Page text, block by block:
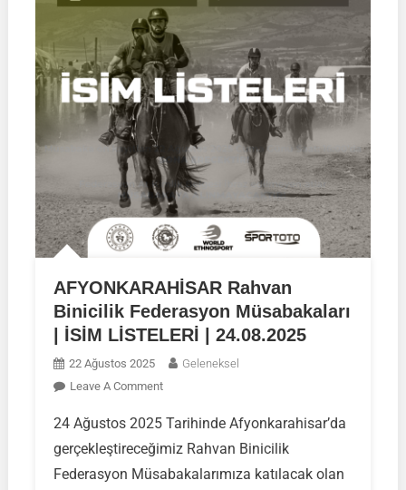
AFYONKARAHİSAR Rahvan
Binicilik Federasyon Müsabakaları
| İSİM LİSTELERİ | 24.08.2025
22 Ağustos 2025
Geleneksel
Leave A CommentOn
Rahvan
Binicilik
Federasyon
24 Ağustos 2025 Tarihinde Afyonkarahisar’da
gerçekleştireceğimiz Rahvan Binicilik
Federasyon Müsabakalarımıza katılacak olan